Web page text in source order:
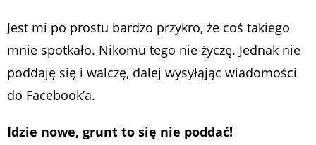
Jest mi po prostu bardzo przykro, że coś takiego
mnie spotkało. Nikomu tego nie życzę. Jednak nie
poddaję się i walczę, dalej wysyłąjąc wiadomości
do Facebook’a.
Idzie nowe, grunt to się nie poddać!